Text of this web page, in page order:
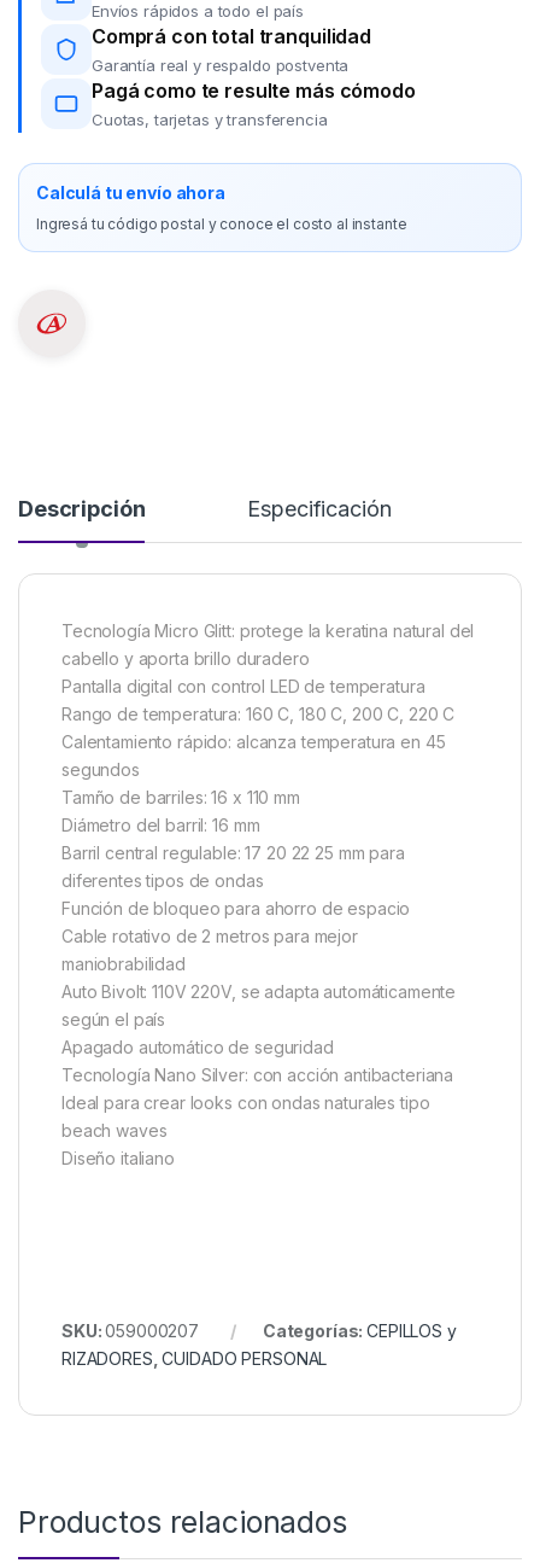
Envíos rápidos a todo el país
Comprá con total tranquilidad
Garantía real y respaldo postventa
Pagá como te resulte más cómodo
Cuotas, tarjetas y transferencia
Calculá tu envío ahora
Ingresá tu código postal y conoce el costo al instante
Descripción Especificación
Tecnología Micro Glitt: protege la keratina natural del
cabello y aporta brillo duradero
Pantalla digital con control LED de temperatura
Rango de temperatura: 160 C, 180 C, 200 C, 220 C
Calentamiento rápido: alcanza temperatura en 45
segundos
Tamño de barriles: 16 x 110 mm
Diámetro del barril: 16 mm
Barril central regulable: 17 20 22 25 mm para
diferentes tipos de ondas
Función de bloqueo para ahorro de espacio
Cable rotativo de 2 metros para mejor
maniobrabilidad
Auto Bivolt: 110V 220V, se adapta automáticamente
según el país
Apagado automático de seguridad
Tecnología Nano Silver: con acción antibacteriana
Ideal para crear looks con ondas naturales tipo
beach waves
Diseño italiano
SKU:059000207 Categorías:CEPILLOS y
RIZADORES ,CUIDADO PERSONAL
Productos relacionados